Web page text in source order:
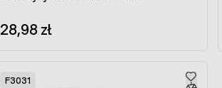
28,98 zł
F3031